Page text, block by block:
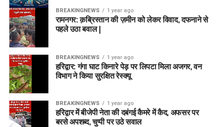
BREAKINGNEWS 1 year ago
रामनगर: क़ब्रिस्तान की ज़मीन को लेकर विवाद, दफनाने से
पहले उठा बवाल |
BREAKINGNEWS 1 year ago
हरिद्वार: गंगा घाट किनारे पेड़ पर लिपटा मिला अजगर, वन
विभाग ने किया सुरक्षित रेस्क्यू
BREAKINGNEWS 1 year ago
हरिद्वार में बीजेपी नेता की दबंगई कैमरे में कैद, अफसर पर
बरसे अपशब्द, चुप्पी पर उठे सवाल